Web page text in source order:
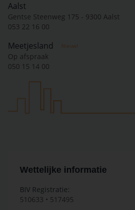
Aalst
Gentse Steenweg 175 - 9300 Aalst
053 22 16 00
Meetjesland Nieuw!
Op afspraak
050 15 14 00
Wettelijke informatie
BIV Registratie:
510633 • 517495